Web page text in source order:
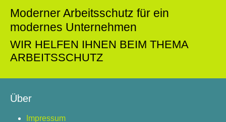
Moderner Arbeitsschutz für ein
modernes Unternehmen
WIR HELFEN IHNEN BEIM THEMA
ARBEITSSCHUTZ
Über
Impressum